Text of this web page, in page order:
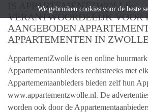
IS APPARTEMENTZWOLLE
VERANTWOORDELIJK VOOR
AANGEBODEN
APPARTEMENTEN IN
AppartementZwolle is een online
Appartementaanbieders rechtstreeks met
Appartementaanbieders bieden zelf hun
www.appartementzwolle.nl. De
worden ook door de
We gebruiken cookies voor de beste